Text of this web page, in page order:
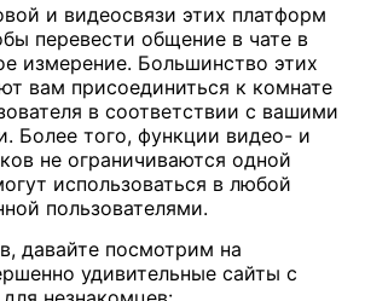
и видеосвязи этих платформ
перевести общение в чате в
измерение. Большинство этих
вам присоединиться к комнате
в соответствии с вашими
Более того, функции видео- и
не ограничиваются одной
использоваться в любой
пользователями.
давайте посмотрим на
удивительные сайты с